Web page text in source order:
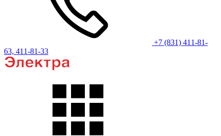
+7 (831) 411-81-
63, 411-81-33